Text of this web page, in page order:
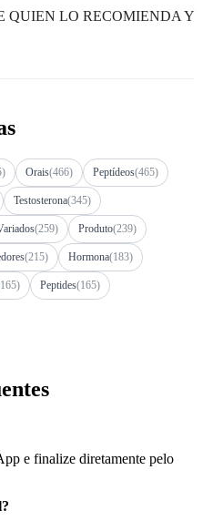
QUIEN LO RECOMIENDA Y
Orais(466) Peptídeos(465)
Testosterona(345)
(259) Produto(239)
(215) Hormona(183)
Peptides(165)
e finalize diretamente pelo